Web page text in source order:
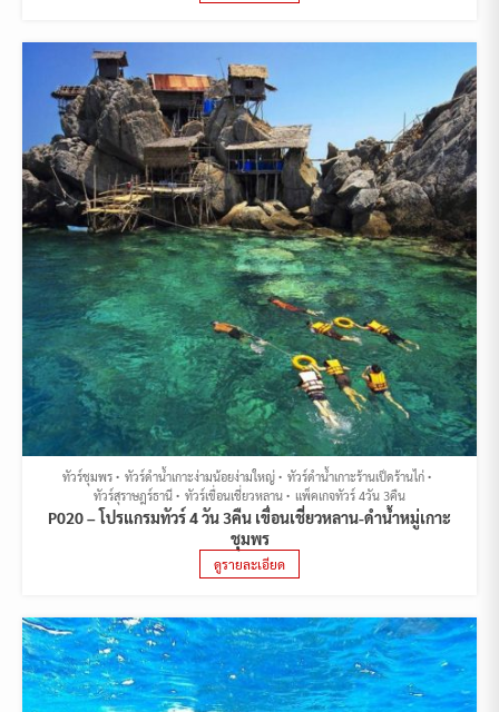
ทัวร์ชุมพร ทัวร์ดำน้ำเกาะง่ามน้อยง่ามใหญ่
ทัวร์ดำน้ำเกาะร้านเป็ดร้านไก่
ทัวร์สุราษฎร์ธานี
ทัวร์เขื่อนเชี่ยวหลาน แพ็คเกจทัวร์ 4วัน 3คืน
P020 – โปรแกรมทัวร์ 4 วัน 3คืน เขื่อนเชี่ยวหลาน-ดำน้ำหมู่เกาะ
ชุมพร
ดูรายละเอียด